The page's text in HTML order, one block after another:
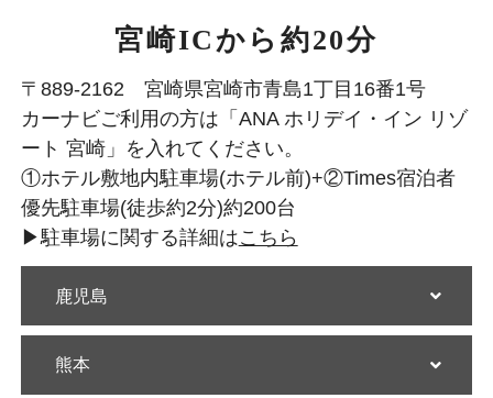
宮崎ICから約20分
〒889-2162 宮崎県宮崎市青島1丁目16番1号
カーナビご利用の方は「ANA ホリデイ・イン リゾ
ート 宮崎」を入れてください。
①ホテル敷地内駐車場(ホテル前)+②Times宿泊者
優先駐車場(徒歩約2分)約200台
▶駐車場に関する詳細はこちら
鹿児島
熊本